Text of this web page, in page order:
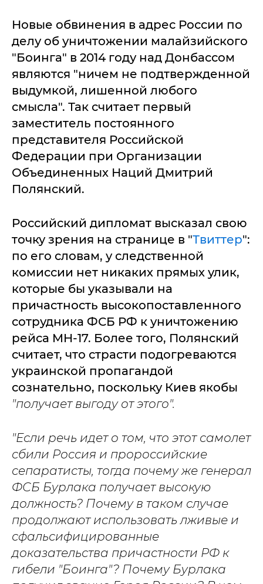
Новые обвинения в адрес России по
делу об уничтожении малайзийского
"Боинга" в 2014 году над Донбассом
являются "ничем не подтвержденной
выдумкой, лишенной любого
смысла". Так считает первый
заместитель постоянного
представителя Российской
Федерации при Организации
Объединенных Наций Дмитрий
Полянский.
Российский дипломат высказал свою
точку зрения на странице в "Твиттер":
по его словам, у следственной
комиссии нет никаких прямых улик,
которые бы указывали на
причастность высокопоставленного
сотрудника ФСБ РФ к уничтожению
рейса MH-17. Более того, Полянский
считает, что страсти подогреваются
украинской пропагандой
сознательно, поскольку Киев якобы
"получает выгоду от этого".
"Если речь идет о том, что этот самолет
сбили Россия и пророссийские
сепаратисты, тогда почему же генерал
ФСБ Бурлака получает высокую
должность? Почему в таком случае
продолжают использовать лживые и
сфальсифицированные
доказательства причастности РФ к
гибели "Боинга"? Почему Бурлака